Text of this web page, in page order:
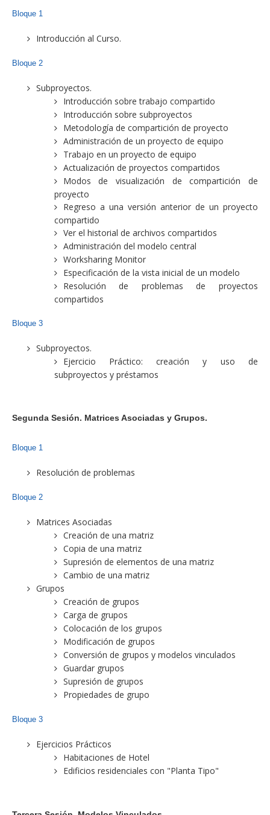
Bloque 1
Introducción al Curso.
Bloque 2
Subproyectos.
Introducción sobre trabajo compartido
Introducción sobre subproyectos
Metodología de compartición de proyecto
Administración de un proyecto de equipo
Trabajo en un proyecto de equipo
Actualización de proyectos compartidos
Modos de visualización de compartición de
proyecto
Regreso a una versión anterior de un proyecto
compartido
Ver el historial de archivos compartidos
Administración del modelo central
Worksharing Monitor
Especificación de la vista inicial de un modelo
Resolución de problemas de proyectos
compartidos
Bloque 3
Subproyectos.
Ejercicio Práctico: creación y uso de
subproyectos y préstamos
Segunda Sesión. Matrices Asociadas y Grupos.
Bloque 1
Resolución de problemas
Bloque 2
Matrices Asociadas
Creación de una matriz
Copia de una matriz
Supresión de elementos de una matriz
Cambio de una matriz
Grupos
Creación de grupos
Carga de grupos
Colocación de los grupos
Modificación de grupos
Conversión de grupos y modelos vinculados
Guardar grupos
Supresión de grupos
Propiedades de grupo
Bloque 3
Ejercicios Prácticos
Habitaciones de Hotel
Edificios residenciales con "Planta Tipo"